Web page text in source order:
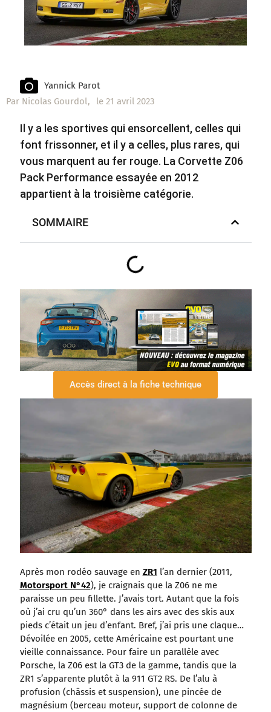
Yannick Parot
Par Nicolas Gourdol, le 21 avril 2023
Il y a les sportives qui ensorcellent, celles qui
font frissonner, et il y a celles, plus rares, qui
vous marquent au fer rouge. La Corvette Z06
Pack Performance essayée en 2012
appartient à la troisième catégorie.
SOMMAIRE
Accès direct à la fiche technique
Après mon rodéo sauvage en ZR1 l’an dernier (2011,
Motorsport N°42), je craignais que la Z06 ne me
paraisse un peu fillette. J’avais tort. Autant que la fois
où j’ai cru qu’un 360° dans les airs avec des skis aux
pieds c’était un jeu d’enfant. Bref, j’ai pris une claque…
Dévoilée en 2005, cette Américaine est pourtant une
vieille connaissance. Pour faire un parallèle avec
Porsche, la Z06 est la GT3 de la gamme, tandis que la
ZR1 s’apparente plutôt à la 911 GT2 RS. De l’alu à
profusion (châssis et suspension), une pincée de
magnésium (berceau moteur, support de colonne de